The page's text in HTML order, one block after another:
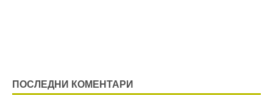
ПОСЛЕДНИ КОМЕНТАРИ